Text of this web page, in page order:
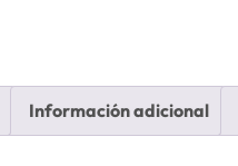
Información adicional